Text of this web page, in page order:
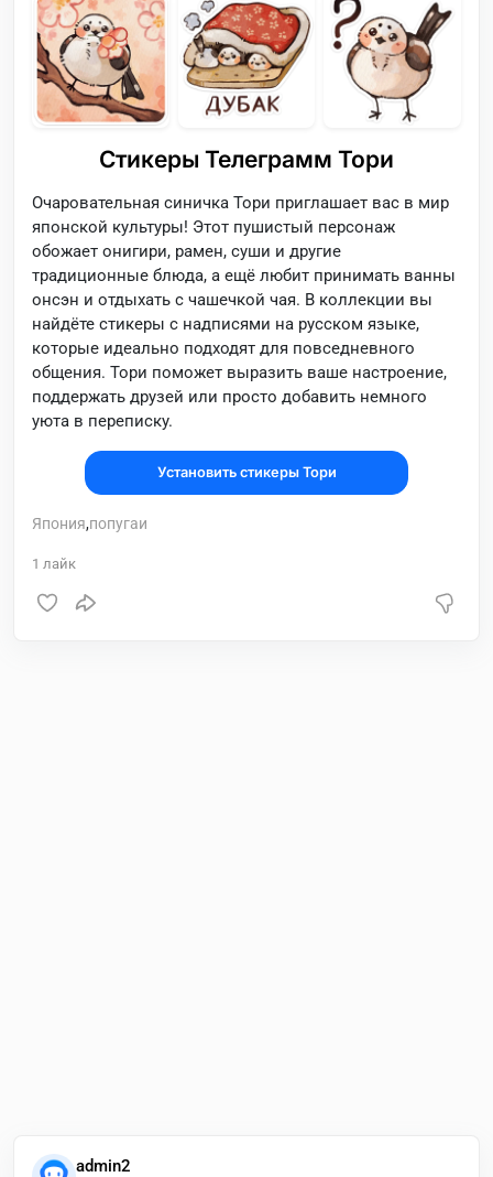
Стикеры Телеграмм Тори
Очаровательная синичка Тори приглашает вас в мир
японской культуры! Этот пушистый персонаж
обожает онигири, рамен, суши и другие
традиционные блюда, а ещё любит принимать ванны
онсэн и отдыхать с чашечкой чая. В коллекции вы
найдёте стикеры с надписями на русском языке,
которые идеально подходят для повседневного
общения. Тори поможет выразить ваше настроение,
поддержать друзей или просто добавить немного
уюта в переписку.
Установить стикеры Тори
Япония,попугаи
1 лайк
admin2